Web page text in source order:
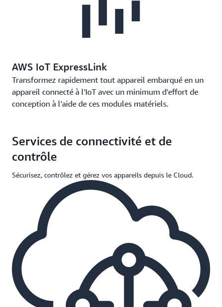
AWS IoT ExpressLink
Transformez rapidement tout appareil embarqué en un
appareil connecté à l'IoT avec un minimum d'effort de
conception à l'aide de ces modules matériels.
Services de connectivité et de
contrôle
Sécurisez, contrôlez et gérez vos appareils depuis le Cloud.